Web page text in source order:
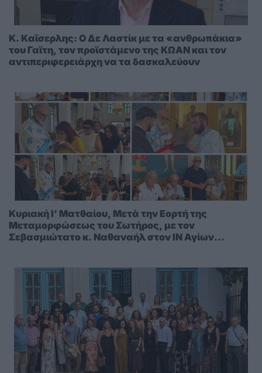
K. Kαϊσερλης: Ο Δε Λαστίκ με τα «ανθρωπάκια»
του Γαϊτη, τον προϊστάμενο της ΚΩΑΝ και τον
αντιπεριφερειάρχη να τα δασκαλεύουν
Κυριακή Ι’ Ματθαίου, Μετά την Εορτή της
Μεταμορφώσεως του Σωτήρος, με τον
Σεβασμιώτατο κ. Ναθαναήλ στον ΙΝ Αγίων